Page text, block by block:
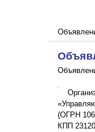
(ОГРН
КПП